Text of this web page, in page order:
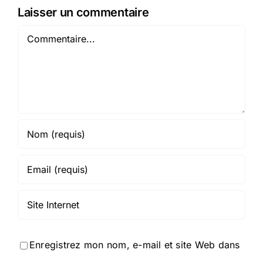
Laisser un commentaire
Commentaire
Enregistrez mon nom, e-mail et site Web dans